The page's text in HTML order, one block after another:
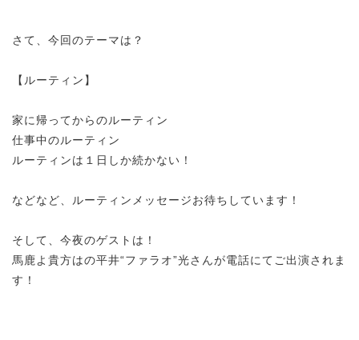
さて、今回のテーマは？
【ルーティン】
家に帰ってからのルーティン
仕事中のルーティン
ルーティンは１日しか続かない！
などなど、ルーティンメッセージお待ちしています！
そして、今夜のゲストは！
馬鹿よ貴方はの平井“ファラオ”光さんが電話にてご出演されま
す！